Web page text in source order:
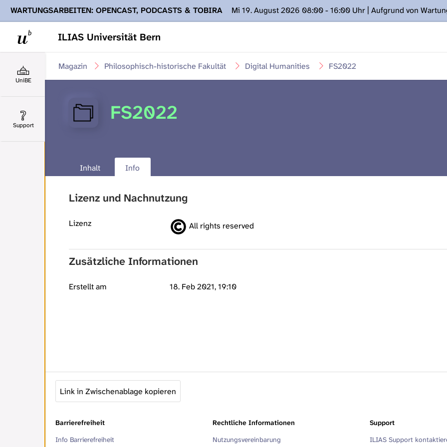
ILIAS Universität Bern
WARTUNGSARBEITEN: OPENCAST, PODCASTS & TOBIRA
Mi 19. August 2026 08:00 - 16:00 Uhr | Aufgrund von
Ihnen Podcasts, Opencast-Videos und Tobira nicht zur Verfügung stehen. Kontakt: www.podcast.unibe.ch
UniBE
Support
FS2022
Digital Humanities
Philosophisch-historische Fakultät
Magazin
FS2022
Inhalt Info
Lizenz und Nachnutzung
Lizenz All rights reserved
Zusätzliche Informationen
Erstellt am 18. Feb 2021, 19:10
Link in Zwischenablage kopieren
Barrierefreiheit
Info Barrierefreiheit
Rechtliche Informationen
Nutzungsvereinbarung
Support
ILIAS Support